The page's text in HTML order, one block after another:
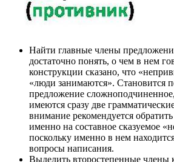
Найти главные члены
достаточно понять, о чем в нем
конструкции сказано, что
«люди занимаются». Становится
предложение
имеются сразу две
внимание рекомендуется
именно на составное сказуемое
поскольку именно в нем
вопросы написания.
Выделить второстепенные члены